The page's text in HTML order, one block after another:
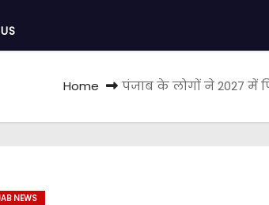
Home पंजाब के लोगों ने 2027 में
NEWS